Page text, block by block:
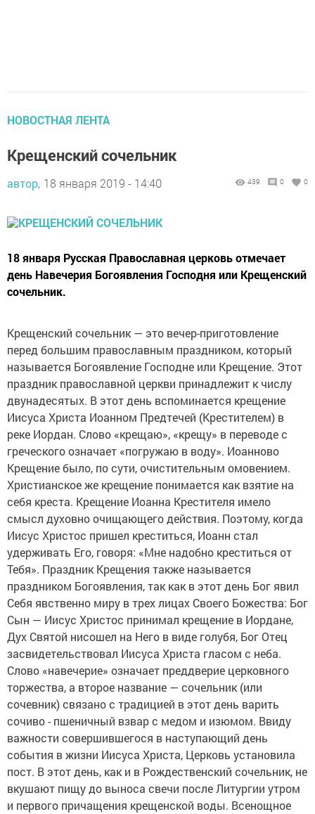
НОВОСТНАЯ ЛЕНТА
Крещенский сочельник
автор, 18 января 2019 - 14:40 439 0 0
18 января Русская Православная церковь отмечает
день Навечерия Богоявления Господня или Крещенский
сочельник.
Крещенский сочельник — это вечер-приготовление
перед большим православным праздником, который
называется Богоявление Господне или Крещение. Этот
праздник православной церкви принадлежит к числу
двунадесятых. В этот день вспоминается крещение
Иисуса Христа Иоанном Предтечей (Крестителем) в
реке Иордан. Слово «крещаю», «крещу» в переводе с
греческого означает «погружаю в воду». Иоанново
Крещение было, по сути, очистительным омовением.
Христианское же крещение понимается как взятие на
себя креста. Крещение Иоанна Крестителя имело
смысл духовно очищающего действия. Поэтому, когда
Иисус Христос пришел креститься, Иоанн стал
удерживать Его, говоря: «Мне надобно креститься от
Тебя». Праздник Крещения также называется
праздником Богоявления, так как в этот день Бог явил
Себя явственно миру в трех лицах Своего Божества: Бог
Сын — Иисус Христос принимал крещение в Иордане,
Дух Святой нисошел на Него в виде голубя, Бог Отец
засвидетельствовал Иисуса Христа гласом с неба.
Слово «навечерие» означает преддверие церковного
торжества, а второе название — сочельник (или
сочевник) связано с традицией в этот день варить
сочиво - пшеничный взвар с медом и изюмом. Ввиду
важности совершившегося в наступающий день
события в жизни Иисуса Христа, Церковь установила
пост. В этот день, как и в Рождественский сочельник, не
вкушают пищу до выноса свечи после Литургии утром
и первого причащения крещенской воды. Всенощное